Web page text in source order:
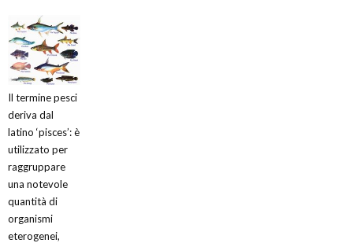
Il termine pesci
deriva dal
latino ‘pisces’: è
utilizzato per
raggruppare
una notevole
quantità di
organismi
eterogenei,